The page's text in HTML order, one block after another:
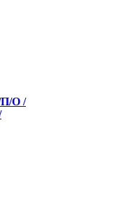
О /